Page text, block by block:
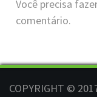
Você precisa
comentário.
COPYRIGHT ©